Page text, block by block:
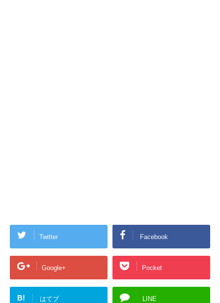
Twitter Facebook
Google+ Pocket
B! はてブ LINE